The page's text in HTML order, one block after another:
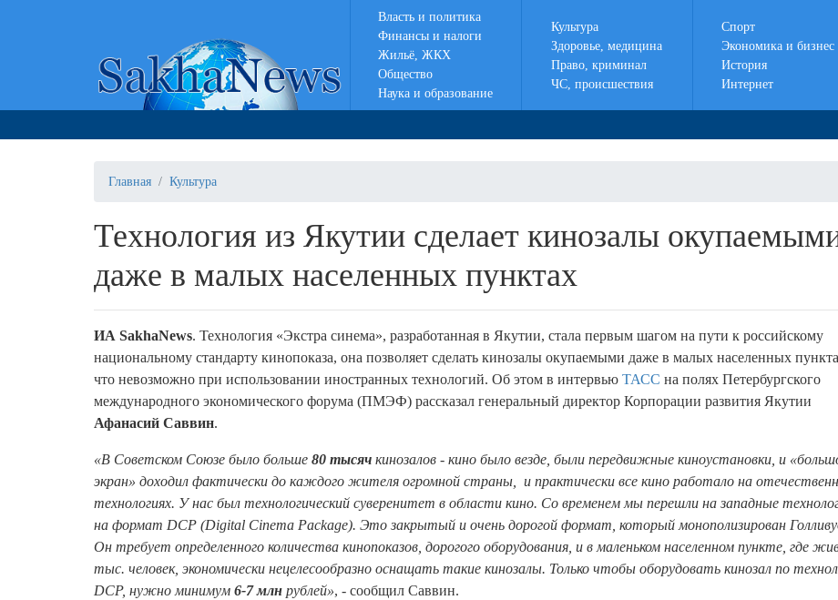
Власть и политика
Финансы и налоги
Жильё, ЖКХ
Общество
Наука и образование
Культура
Здоровье, медицина
Право, криминал
ЧС, происшествия
Спорт
Экономика и бизнес
История
Интернет
Главная Культура
Технология из Якутии сделает кинозалы
даже в малых населенных пунктах
ИА SakhaNews. Технология «Экстра синема», разработанная в Якутии, стала первым шагом на пути к российскому
национальному стандарту кинопоказа, она позволяет сделать кинозалы окупаемыми даже в малых населенных
что невозможно при использовании иностранных технологий. Об этом в интервью ТАСС на полях Петербургского
международного экономического форума (ПМЭФ) рассказал генеральный директор Корпорации развития Якутии
Афанасий Саввин.
«В Советском Союзе было больше 80 тысяч кинозалов - кино было везде, были передвижные киноустановки, и
экран» доходил фактически до каждого жителя огромной страны, и практически все кино работало на
технологиях. У нас был технологический суверенитет в области кино. Со временем мы перешли на западные
на формат DCP (Digital Cinema Package). Это закрытый и очень дорогой формат, который монополизирован
Он требует определенного количества кинопоказов, дорогого оборудования, и в маленьком населенном пункте, где
тыс. человек, экономически нецелесообразно оснащать такие кинозалы. Только чтобы оборудовать кинозал по
DCP, нужно минимум 6-7 млн рублей», - сообщил Саввин.